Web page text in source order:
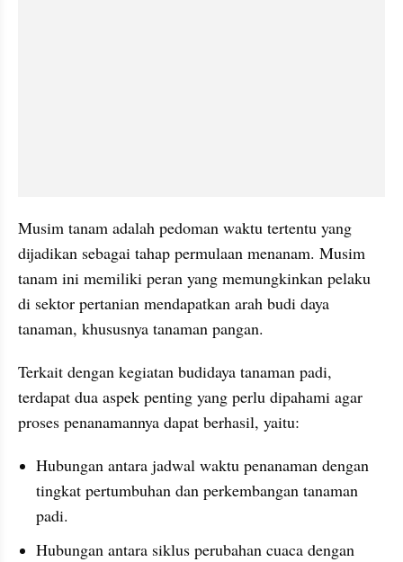
Musim tanam adalah pedoman waktu tertentu yang
dijadikan sebagai tahap permulaan menanam. Musim
tanam ini memiliki peran yang memungkinkan pelaku
di sektor pertanian mendapatkan arah budi daya
tanaman, khususnya tanaman pangan.
Terkait dengan kegiatan budidaya tanaman padi,
terdapat dua aspek penting yang perlu dipahami agar
proses penanamannya dapat berhasil, yaitu:
Hubungan antara jadwal waktu penanaman dengan
tingkat pertumbuhan dan perkembangan tanaman
padi.
Hubungan antara siklus perubahan cuaca dengan